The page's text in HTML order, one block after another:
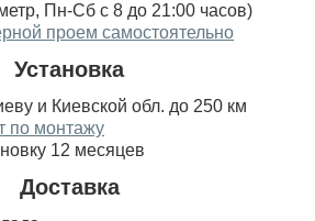
Пн-Сб с 8 до 21:00 часов)
проем самостоятельно
Установка
и Киевской обл. до 250 км
по монтажу
12 месяцев
Доставка